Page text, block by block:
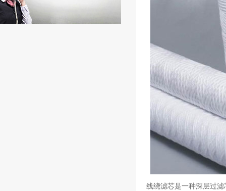
线绕滤芯是一种深层过